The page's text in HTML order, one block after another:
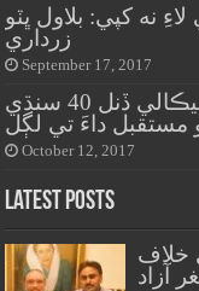
نه کپي: بلاول ڀٽو
زرداري
September 17, 2017
قائداعظم يونيورسٽي مان نيڪالي ڏنل 40 سنڌي
داءَ تي لڳل
October 12, 2017
Latest Posts
خلاف
آزاد